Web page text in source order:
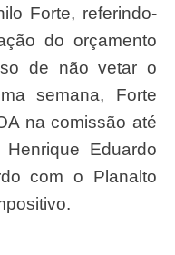
Forte, referindo-
do orçamento
de não vetar o
semana, Forte
na comissão até
Eduardo
com o Planalto